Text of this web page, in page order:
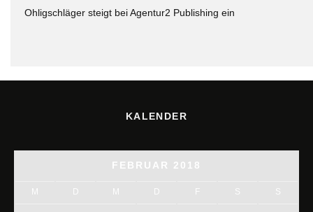
Ohligschläger steigt bei Agentur2 Publishing ein
KALENDER
FEBRUAR 2018
M D M D F S S